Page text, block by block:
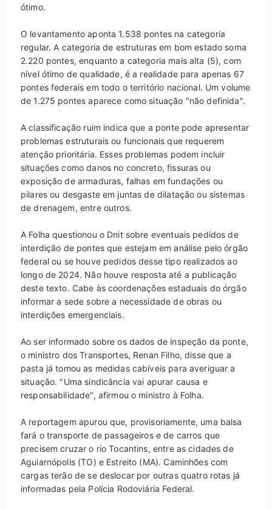
ótimo.
O levantamento aponta 1.538 pontes na categoria
regular. A categoria de estruturas em bom estado soma
2.220 pontes, enquanto a categoria mais alta (5), com
nível ótimo de qualidade, é a realidade para apenas 67
pontes federais em todo o território nacional. Um volume
de 1.275 pontes aparece como situação "não definida".
A classificação ruim indica que a ponte pode apresentar
problemas estruturais ou funcionais que requerem
atenção prioritária. Esses problemas podem incluir
situações como danos no concreto, fissuras ou
exposição de armaduras, falhas em fundações ou
pilares ou desgaste em juntas de dilatação ou sistemas
de drenagem, entre outros.
A Folha questionou o Dnit sobre eventuais pedidos de
interdição de pontes que estejam em análise pelo órgão
federal ou se houve pedidos desse tipo realizados ao
longo de 2024. Não houve resposta até a publicação
deste texto. Cabe às coordenações estaduais do órgão
informar a sede sobre a necessidade de obras ou
interdições emergenciais.
Ao ser informado sobre os dados de inspeção da ponte,
o ministro dos Transportes, Renan Filho, disse que a
pasta já tomou as medidas cabíveis para averiguar a
situação. "Uma sindicância vai apurar causa e
responsabilidade", afirmou o ministro à Folha.
A reportagem apurou que, provisoriamente, uma balsa
fará o transporte de passageiros e de carros que
precisem cruzar o rio Tocantins, entre as cidades de
Aguiarnópolis (TO) e Estreito (MA). Caminhões com
cargas terão de se deslocar por outras quatro rotas já
informadas pela Polícia Rodoviária Federal.